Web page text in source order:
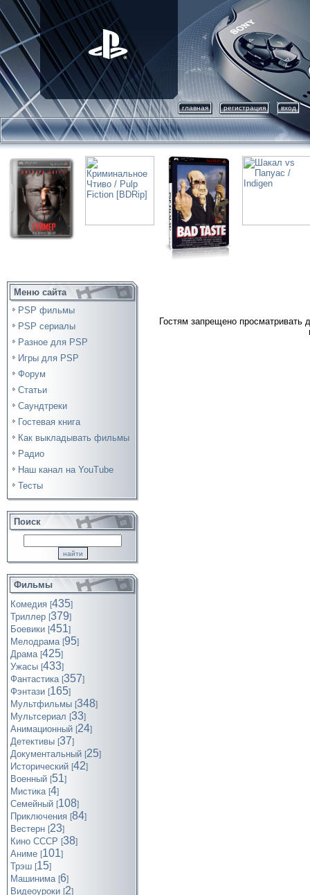
главная регистрация вход
Меню сайта
PSP фильмы
PSP сериалы
Разное для PSP
Игры для PSP
Форум
Статьи
Саундтреки
Гостевая книга
Как выкладывать фильмы
Радио
Наш канал на YouTube
Тесты
Поиск
Фильмы
Комедия [435]
Триллер [379]
Боевики [451]
Мелодрама [95]
Драма [425]
Ужасы [433]
Фантастика [357]
Фэнтази [165]
Мультфильмы [348]
Мультсериал [33]
Анимационный [24]
Детективы [37]
Документальный [25]
Исторический [42]
Военный [51]
Мистика [4]
Семейный [108]
Приключения [84]
Вестерн [23]
Кино СССР [38]
Аниме [101]
Трэш [15]
Машинима [6]
Видеоуроки [2]
Гостям запрещено просматривать